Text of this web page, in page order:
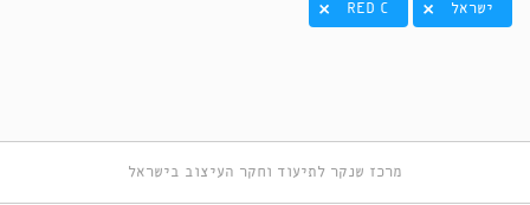
ישראל RED C
מרכז שנקר לתיעוד וחקר העיצוב בישראל